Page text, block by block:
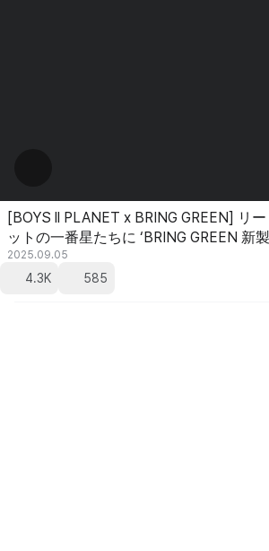
[BOYS ll PLANET x BRING GREEN] リ
ットの一番星たちに ‘BRING GREEN 新
影’をプレゼントしよう!✨
2025.09.05
4.3K 585